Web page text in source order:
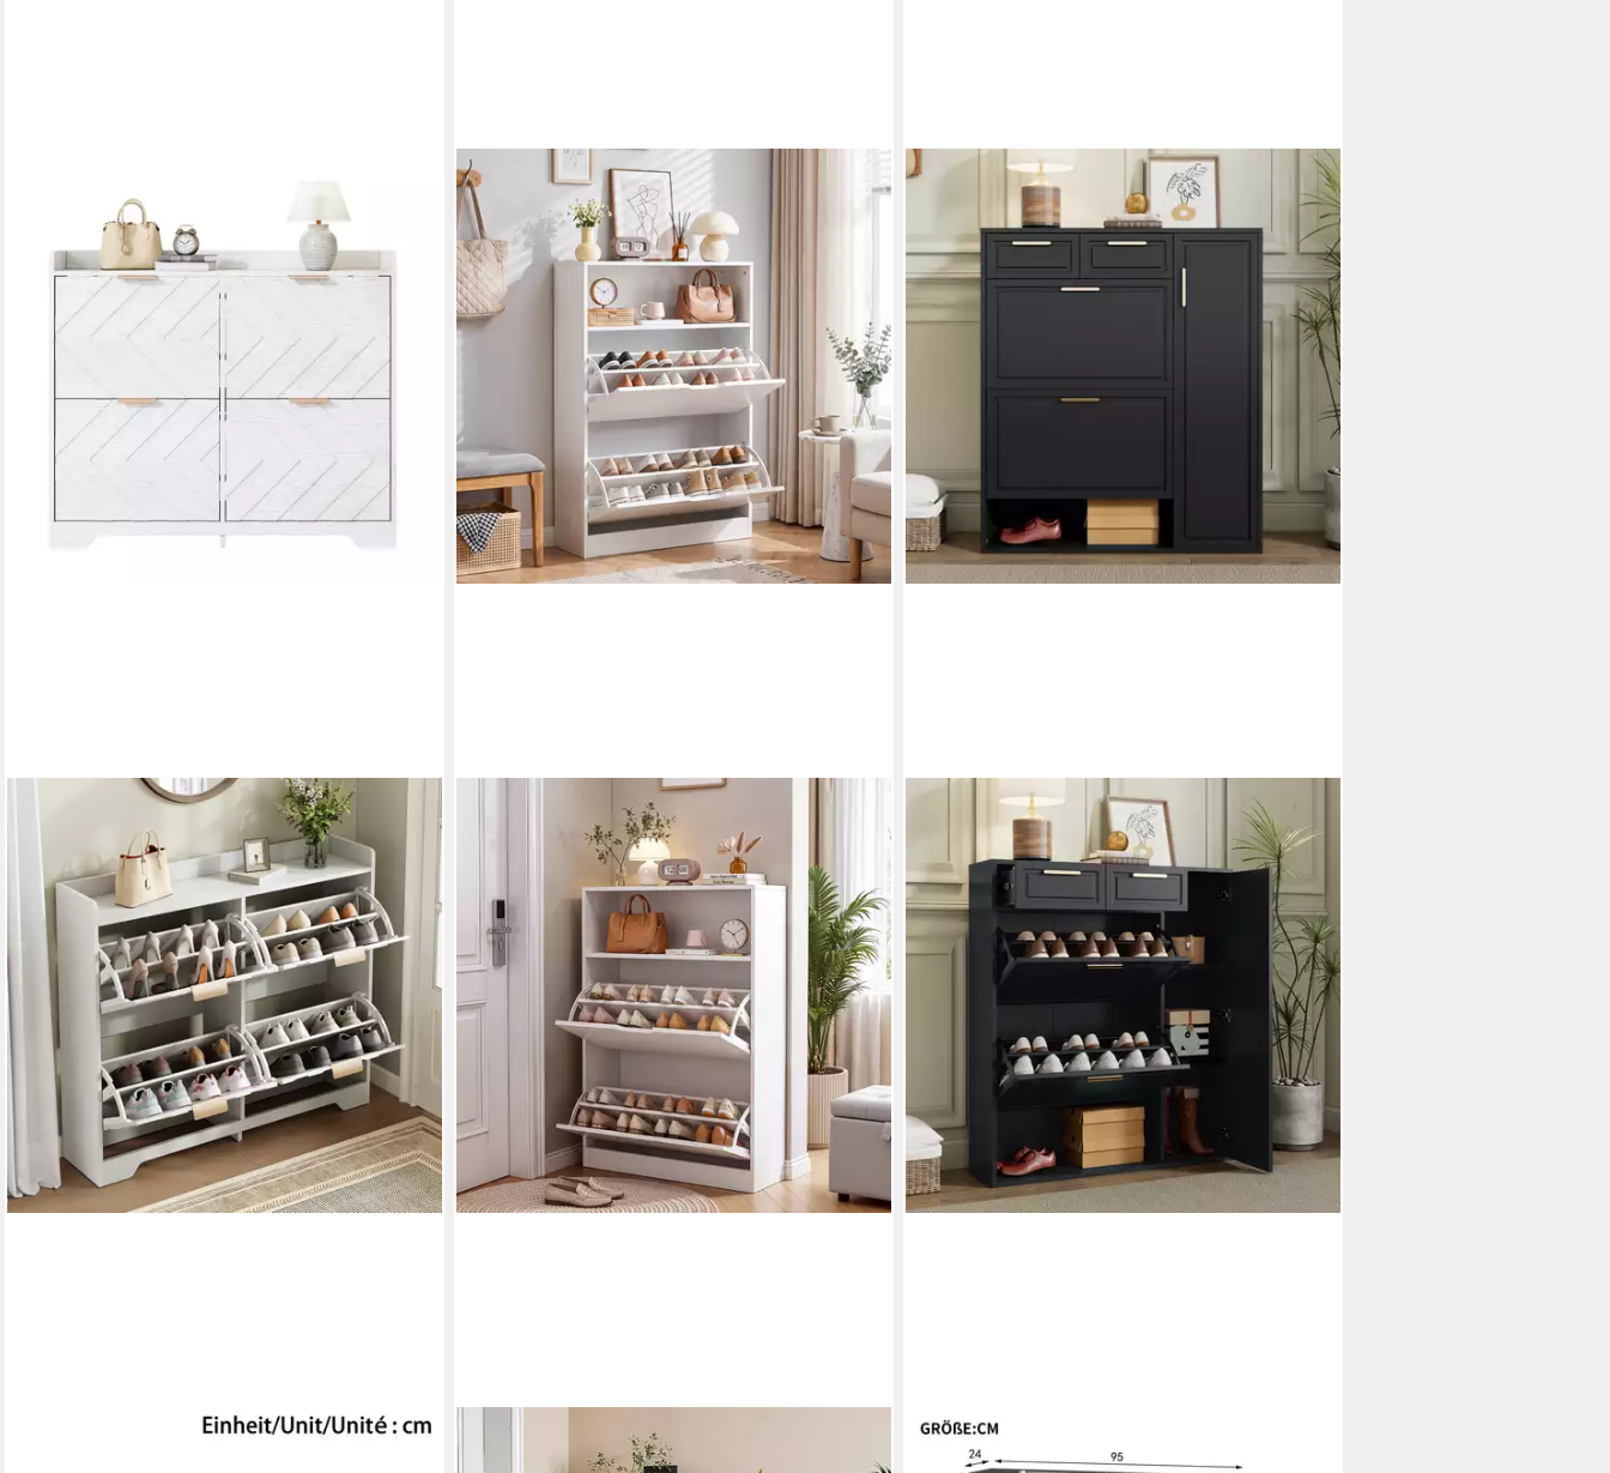
OYAJIA
Schuhschrank Schuhregal mit 2 Klappen und offenes
IDEASY
Schuhschrank Schuhschrank Schwarz verstellbar